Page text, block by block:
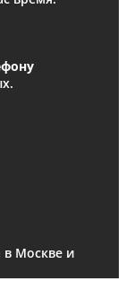
Москве и